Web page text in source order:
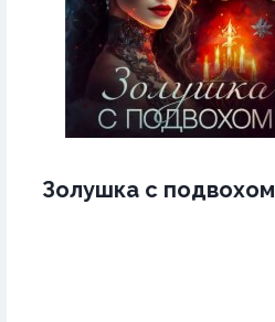
Золушка с подвохом